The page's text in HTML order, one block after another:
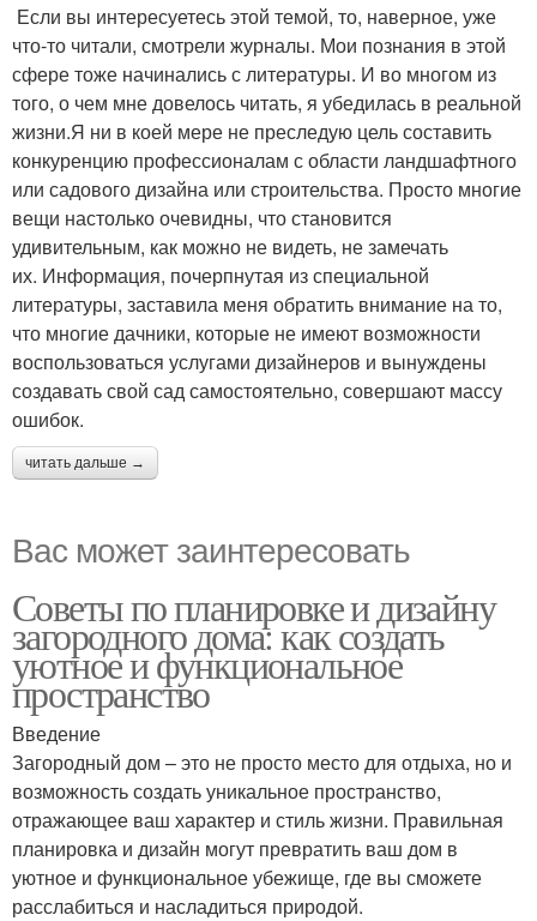
Если вы интересуетесь этой темой, то, наверное, уже
что-то читали, смотрели журналы. Мои познания в этой
сфере тоже начинались с литературы. И во многом из
того, о чем мне довелось читать, я убедилась в реальной
жизни.Я ни в коей мере не преследую цель составить
конкуренцию профессионалам с области ландшафтного
или садового дизайна или строительства. Просто многие
вещи настолько очевидны, что становится
удивительным, как можно не видеть, не замечать
их. Информация, почерпнутая из специальной
литературы, заставила меня обратить внимание на то,
что многие дачники, которые не имеют возможности
воспользоваться услугами дизайнеров и вынуждены
создавать свой сад самостоятельно, совершают массу
ошибок.
читать дальше →
Вас может заинтересовать
Советы по планировке и дизайну
загородного дома: как создать
уютное и функциональное
пространство
Введение
Загородный дом – это не просто место для отдыха, но и
возможность создать уникальное пространство,
отражающее ваш характер и стиль жизни. Правильная
планировка и дизайн могут превратить ваш дом в
уютное и функциональное убежище, где вы сможете
расслабиться и насладиться природой.